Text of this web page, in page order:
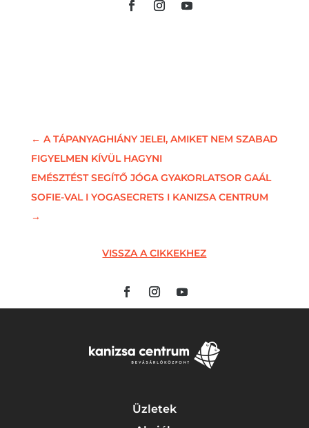
← A TÁPANYAGHIÁNY JELEI, AMIKET NEM SZABAD
FIGYELMEN KÍVÜL HAGYNI
EMÉSZTÉST SEGÍTŐ JÓGA GYAKORLATSOR GAÁL
SOFIE-VAL I YOGASECRETS I KANIZSA CENTRUM
→
VISSZA A CIKKEKHEZ
Üzletek